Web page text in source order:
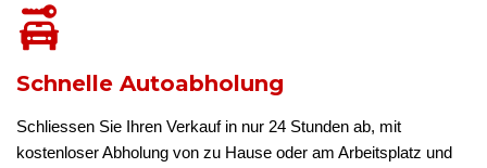
Schnelle Autoabholung
Schliessen Sie Ihren Verkauf in nur 24 Stunden ab, mit
kostenloser Abholung von zu Hause oder am Arbeitsplatz und